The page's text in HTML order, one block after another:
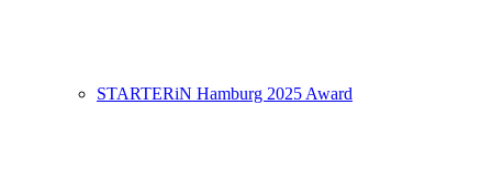
STARTERiN Hamburg 2025 Award